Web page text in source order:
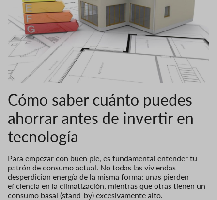
Cómo saber cuánto puedes
ahorrar antes de invertir en
tecnología
Para empezar con buen pie, es fundamental entender tu
patrón de consumo actual. No todas las viviendas
desperdician energía de la misma forma: unas pierden
eficiencia en la climatización, mientras que otras tienen un
consumo basal (stand-by) excesivamente alto.